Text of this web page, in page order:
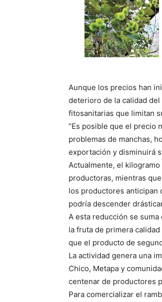
Aunque los precios han
deterioro de la calidad
fitosanitarias que limitan
“Es posible que el precio
problemas de manchas,
exportación y disminuirá
Actualmente, el
productoras, mientras
los productores anticipan
podría descender
A esta reducción se
la fruta de primera
que el producto de
La actividad genera una
Chico, Metapa y
centenar de productores
Para comercializar el